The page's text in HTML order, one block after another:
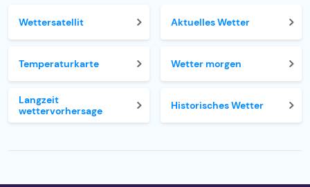
Wettersatellit
Temperaturkarte
Langzeit
wettervorhersage
Aktuelles Wetter
Wetter morgen
Historisches Wetter